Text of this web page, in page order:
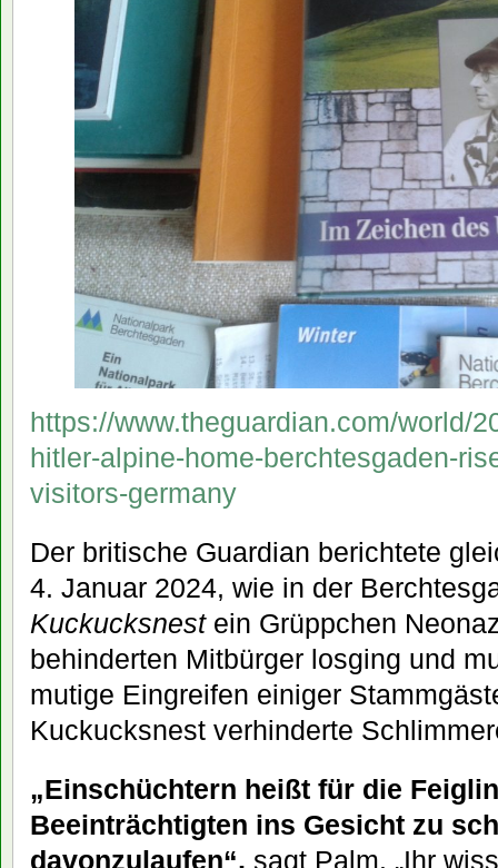
https://www.theguardian.com/world/
hitler-alpine-home-berchtesgaden-
visitors-germany
Der britische Guardian berichtete
4. Januar 2024, wie in der
Kuckucksnestein Grüppchen
behinderten Mitbürger losging und
mutige Eingreifen einiger
Kuckucksnest verhinderte
„Einschüchtern heißt für die
Beeinträchtigten ins Gesicht zu
davonzulaufen“, sagt Palm. „Ihr